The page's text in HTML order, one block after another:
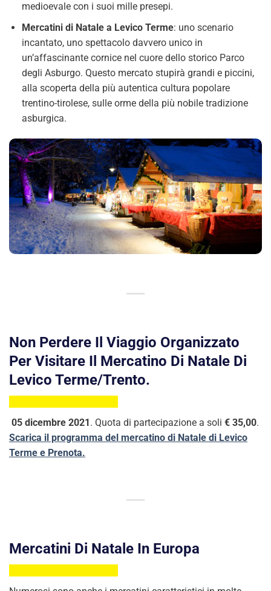
medioevale con i suoi mille presepi.
Mercatini di Natale a Levico Terme: uno scenario
incantato, uno spettacolo davvero unico in
un’affascinante cornice nel cuore dello storico Parco
degli Asburgo. Questo mercato stupirà grandi e piccini,
alla scoperta della più autentica cultura popolare
trentino-tirolese, sulle orme della più nobile tradizione
asburgica.
Non Perdere Il Viaggio Organizzato
Per Visitare Il Mercatino Di Natale Di
Levico Terme/Trento.
05 dicembre 2021 . Quota di partecipazione a soli € 35,00.
Scarica il programma del mercatino di Natale di Levico
Terme e Prenota.
Mercatini Di Natale In Europa